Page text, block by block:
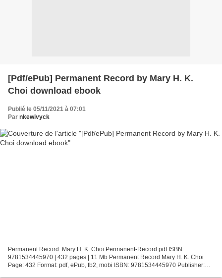
[Pdf/ePub] Permanent Record by Mary H. K.
Choi download ebook
Publié le 05/11/2021 à 07:01
Par nkewivyck
Permanent Record. Mary H. K. Choi Permanent-Record.pdf ISBN:
9781534445970 | 432 pages | 11 Mb Permanent Record Mary H. K. Choi
Page: 432 Format: pdf, ePub, fb2, mobi ISBN: 9781534445970 Publisher: